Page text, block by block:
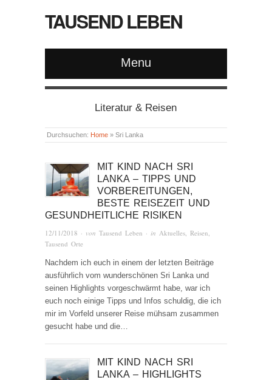
TAUSEND LEBEN
Menu
Literatur & Reisen
Durchsuchen: Home » Sri Lanka
MIT KIND NACH SRI
LANKA – TIPPS UND
VORBEREITUNGEN,
BESTE REISEZEIT UND
GESUNDHEITLICHE RISIKEN
12/11/2018 · von Tausend Leben · in Aktuelles Reisen
Tausend Orte
Nachdem ich euch in einem der letzten Beiträge
ausführlich vom wunderschönen Sri Lanka und
seinen Highlights vorgeschwärmt habe, war ich
euch noch einige Tipps und Infos schuldig, die ich
mir im Vorfeld unserer Reise mühsam zusammen
gesucht habe und die…
MIT KIND NACH SRI
LANKA – HIGHLIGHTS